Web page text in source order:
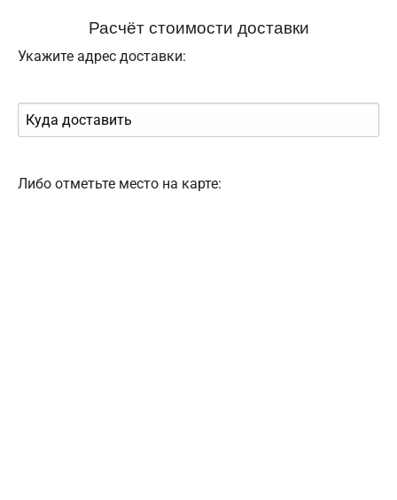
Расчёт стоимости доставки
Укажите адрес доставки:
Либо отметьте место на карте: